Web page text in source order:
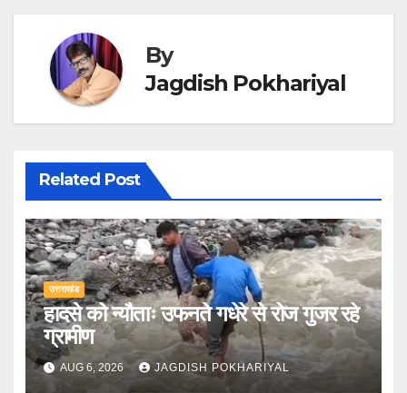
By
Jagdish Pokhariyal
Related Post
उत्तराखंड
हादसे को न्यौताः उफनते गधेरे से रोज गुजर रहे
ग्रामीण
AUG 6, 2026 JAGDISH POKHARIYAL